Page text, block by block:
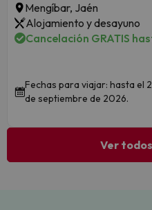
Mengíbar, Jaén
Alojamiento y desayuno
Cancelación GRATIS
Fechas para viajar: hasta el
de septiembre de 2026.
Ver